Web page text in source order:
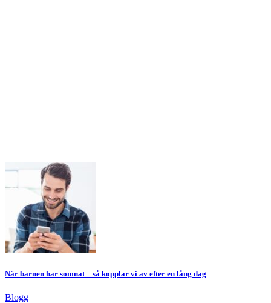
När barnen har somnat – så kopplar vi av efter en lång dag
Blogg